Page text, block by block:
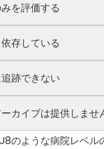
を評価する
存している
跡できない
カイブは提供しませ
のような病院レベル